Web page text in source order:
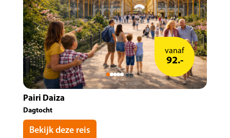
vanaf
92.-
Pairi Daiza
Dagtocht
Bekijk deze reis